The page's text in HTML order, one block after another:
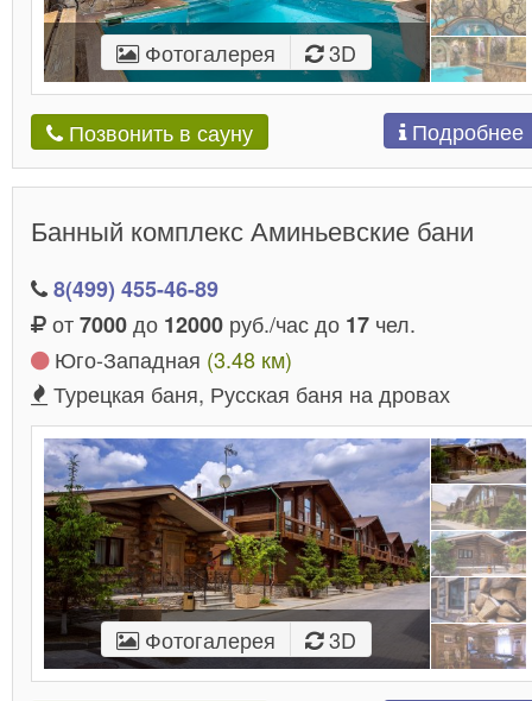
Фотогалерея 3D
Позвонить в сауну Подробнее
Банный комплекс Аминьевские бани
8(499) 455-46-89
от7000до 12000 руб./час до 17 чел.
Юго-Западная (3.48 км)
Турецкая баня, Русская баня на дровах
Фотогалерея 3D